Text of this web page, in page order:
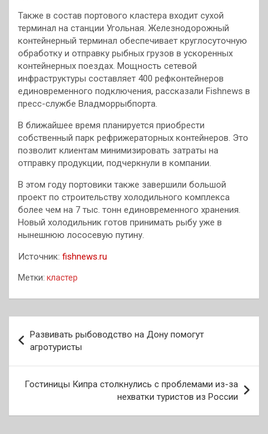
Также в состав портового кластера входит сухой
терминал на станции Угольная. Железнодорожный
контейнерный терминал обеспечивает круглосуточную
обработку и отправку рыбных грузов в ускоренных
контейнерных поездах. Мощность сетевой
инфраструктуры составляет 400 рефконтейнеров
единовременного подключения, рассказали Fishnews в
пресс-службе Владморрыбпорта.
В ближайшее время планируется приобрести
собственный парк рефрижераторных контейнеров. Это
позволит клиентам минимизировать затраты на
отправку продукции, подчеркнули в компании.
В этом году портовики также завершили большой
проект по строительству холодильного комплекса
более чем на 7 тыс. тонн единовременного хранения.
Новый холодильник готов принимать рыбу уже в
нынешнюю лососевую путину.
Источник: fishnews.ru
Метки: кластер
по
записям
Развивать рыбоводство на Дону помогут
агротуристы
Гостиницы Кипра столкнулись с проблемами из-за
нехватки туристов из России